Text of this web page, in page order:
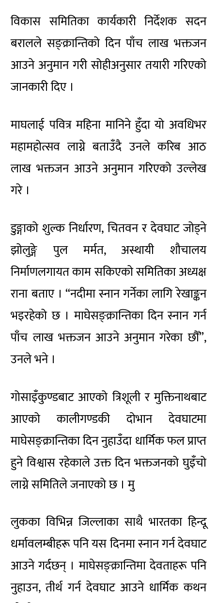
विकास समितिका कार्यकारी निर्देशक सदन
बरालले सङ्क्रान्तिको दिन पाँच लाख भक्तजन
आउने अनुमान गरी सोहीअनुसार तयारी गरिएको
जानकारी दिए ।
माघलाई पवित्र महिना मानिने हुँदा यो अवधिभर
महामहोत्सव लाग्ने बताउँदै उनले करिब आठ
लाख भक्तजन आउने अनुमान गरिएको उल्लेख
गरे ।
डुङ्गाको शुल्क निर्धारण, चितवन र देवघाट जोड्ने
झोलुङ्गे पुल मर्मत, अस्थायी शौचालय
निर्माणलगायत काम सकिएको समितिका अध्यक्ष
राना बताए । “नदीमा स्नान गर्नेका लागि रेखाङ्कन
भइरहेको छ । माघेसङ्क्रान्तिका दिन स्नान गर्न
पाँच लाख भक्तजन आउने अनुमान गरेका छौँ”,
उनले भने ।
गोसाइँकुण्डबाट आएको त्रिशूली र मुक्तिनाथबाट
आएको कालीगण्डकी दोभान देवघाटमा
माघेसङ्क्रान्तिका दिन नुहाउँदा धार्मिक फल प्राप्त
हुने विश्वास रहेकाले उक्त दिन भक्तजनको घुइँचो
लाग्ने समितिले जनाएको छ । मु
लुकका विभिन्न जिल्लाका साथै भारतका हिन्दू
धर्मावलम्बीहरू पनि यस दिनमा स्नान गर्न देवघाट
आउने गर्दछन् । माघेसङ्क्रान्तिमा देवताहरू पनि
नुहाउन, तीर्थ गर्न देवघाट आउने धार्मिक कथन